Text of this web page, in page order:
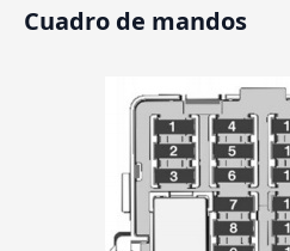
Cuadro de mandos